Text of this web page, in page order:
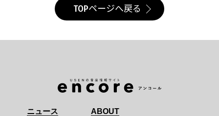
TOPページへ戻る
ニュース ABOUT